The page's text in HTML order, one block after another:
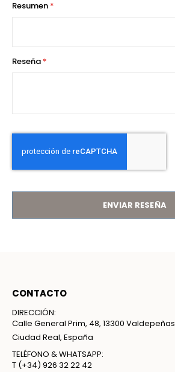
Resumen
Reseña
ENVIAR RESEÑA
CONTACTO
DIRECCIÓN:
Calle General Prim, 48, 13300 Valdepeñas
Ciudad Real, España
TELÉFONO & WHATSAPP:
T (+34) 926 32 22 42